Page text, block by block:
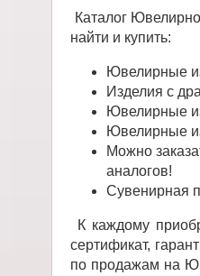
Каталог
найти и купить:
Ювелирные
Изделия с
Ювелирные
Ювелирные
Можно
аналогов!
Сувенирная
К каждому
сертификат,
по продажам на